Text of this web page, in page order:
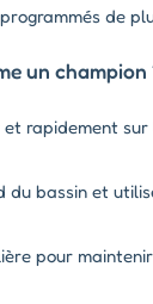
de
un champion
rapidement
du bassin et
pour